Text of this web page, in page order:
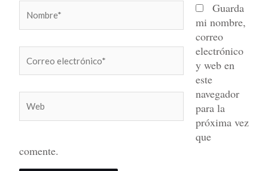
electrónico*
Guarda
mi nombre,
correo
electrónico
y web en
este
navegador
para la
próxima vez
que
comente.